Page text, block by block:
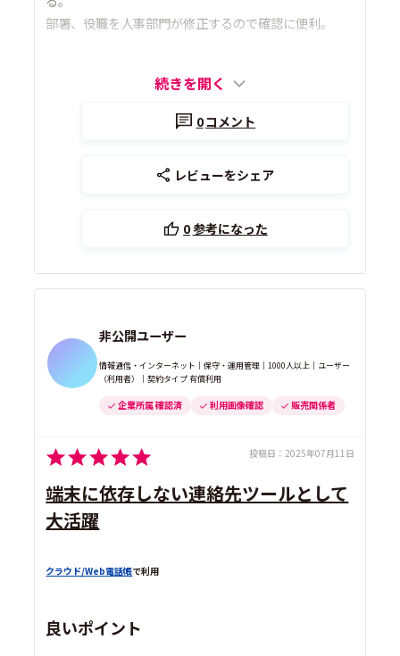
部署、役職を人事部門が修正するので確認に便利。
続きを開く
0コメント
レビューをシェア
0参考になった
非公開ユーザー
情報通信・インターネット｜保守・運用管理｜1000人以上｜ユーザー
（利用者）｜契約タイプ 有償利用
企業所属 確認済 利用画像確認 販売関係者
投稿日： 2025年07月11日
端末に依存しない連絡先ツールとして
大活躍
クラウド/Web電話帳で利用
良いポイント